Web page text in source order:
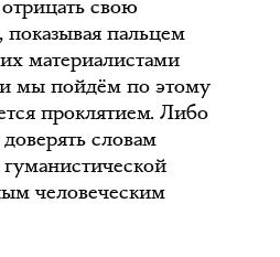
свою
показывая пальцем
материалистами
мы пойдём по этому
проклятием. Либо
словам
человеческим